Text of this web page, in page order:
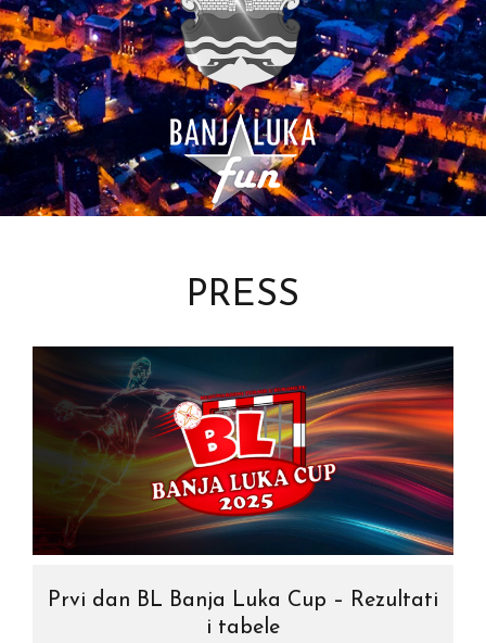
PRESS
Prvi dan BL Banja Luka Cup – Rezultati
i tabele